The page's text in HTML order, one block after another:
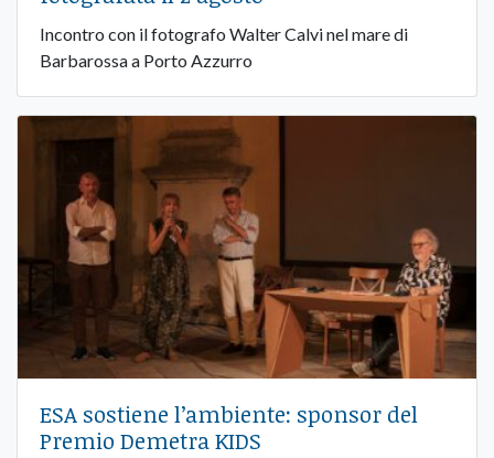
Incontro con il fotografo Walter Calvi nel mare di
Barbarossa a Porto Azzurro
ESA sostiene l’ambiente: sponsor del
Premio Demetra KIDS